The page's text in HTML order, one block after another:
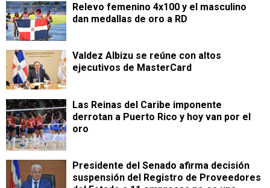
Relevo femenino 4x100 y el masculino
dan medallas de oro a RD
Valdez Albizu se reúne con altos
ejecutivos de MasterCard
Las Reinas del Caribe imponente
derrotan a Puerto Rico y hoy van por el
oro
Presidente del Senado afirma decisión
suspensión del Registro de Proveedores